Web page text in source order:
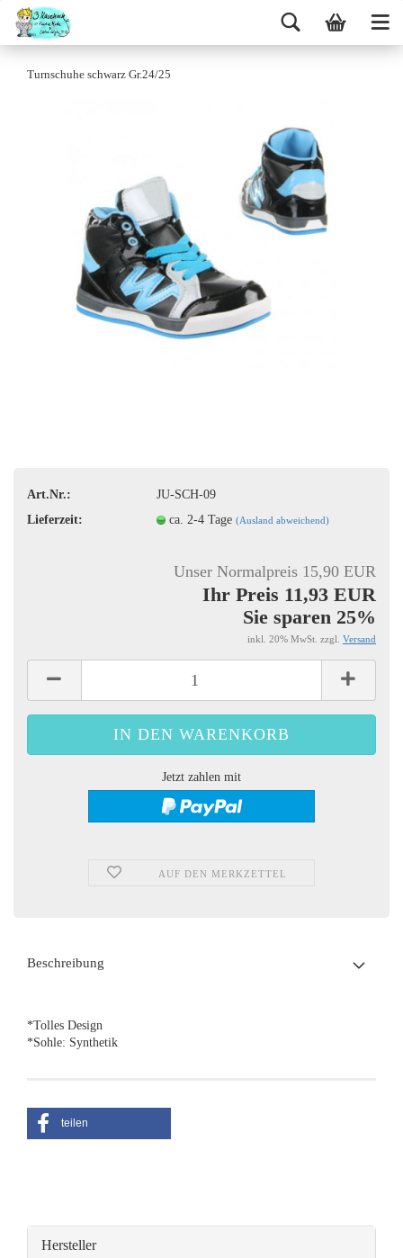
Turnschuhe schwarz Gr.24/25
Art.Nr.:
JU-SCH-09
Lieferzeit:
ca. 2-4 Tage(Ausland abweichend)
Unser Normalpreis 15,90 EUR
Ihr Preis 11,93 EUR
Sie sparen 25%
inkl. 20% MwSt. zzgl. Versand
Jetzt zahlen mit
AUF DEN MERKZETTEL
Beschreibung
*Tolles Design
*Sohle: Synthetik
teilen
Hersteller